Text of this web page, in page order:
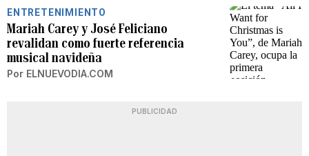
ENTRETENIMIENTO
Mariah Carey y José Feliciano
revalidan como fuerte referencia
musical navideña
Por ELNUEVODIA.COM
PUBLICIDAD